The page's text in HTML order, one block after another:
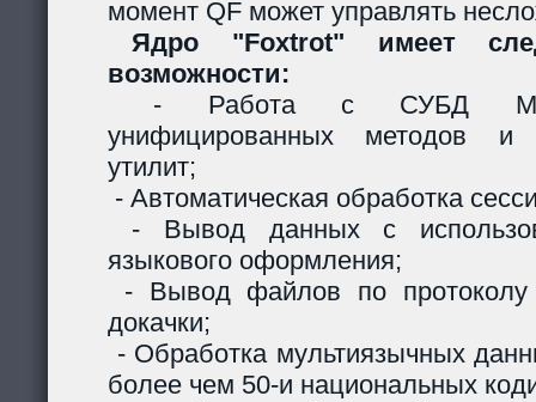
момент QF может управлять
Ядро "Foxtrot" имеет
возможности:
- Работа с СУБД
унифицированных методов и
утилит;
- Автоматическая обработка
- Вывод данных с
языкового оформления;
- Вывод файлов по
докачки;
- Обработка мультиязычных
более чем 50-и национальных